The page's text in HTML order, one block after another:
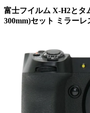
富士フイルム X-H2とタ
300mm)セット ミラーレ